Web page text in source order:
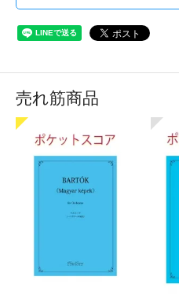
売れ筋商品